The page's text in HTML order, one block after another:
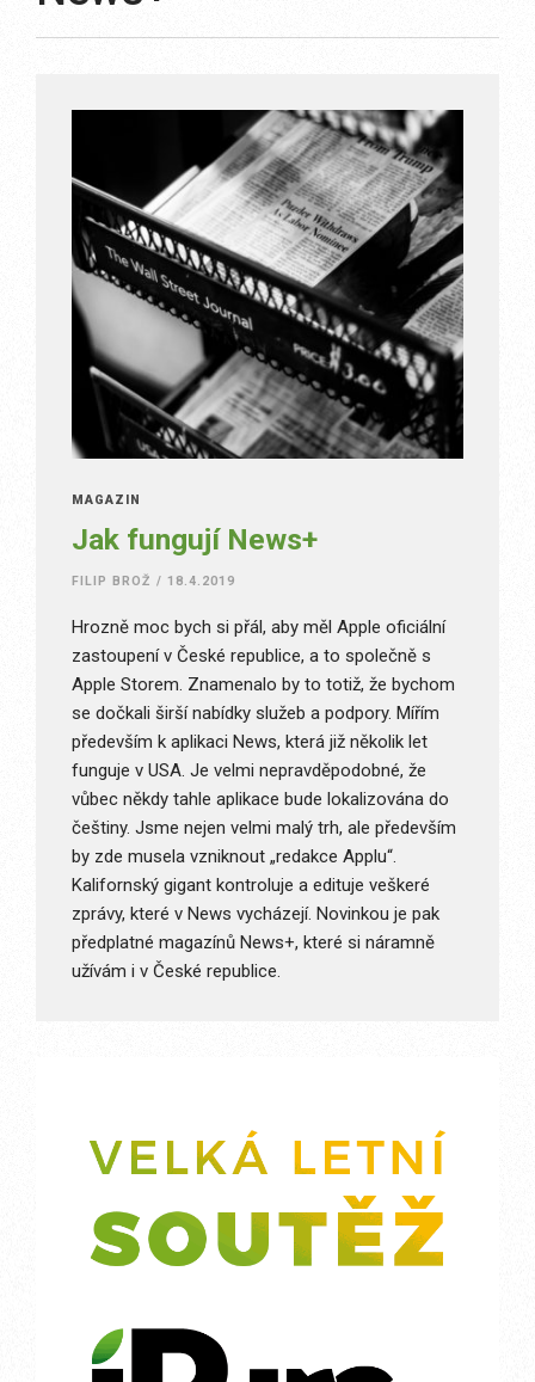
MAGAZÍN
Jak fungují News+
FILIP BROŽ / 18.4.2019
Hrozně moc bych si přál, aby měl Apple oficiální
zastoupení v České republice, a to společně s
Apple Storem. Znamenalo by to totiž, že bychom
se dočkali širší nabídky služeb a podpory. Mířím
především k aplikaci News, která již několik let
funguje v USA. Je velmi nepravděpodobné, že
vůbec někdy tahle aplikace bude lokalizována do
češtiny. Jsme nejen velmi malý trh, ale především
by zde musela vzniknout „redakce Applu“.
Kalifornský gigant kontroluje a edituje veškeré
zprávy, které v News vycházejí. Novinkou je pak
předplatné magazínů News+, které si náramně
užívám i v České republice.